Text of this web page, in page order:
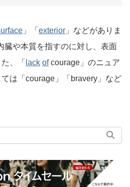
」「 exterior 」などがありま
臓や本質を指すのに対し、表面
、「 lack ofcourage」のニュア
は「courage」「bravery」など